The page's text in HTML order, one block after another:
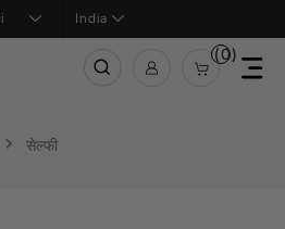
India
(0)
सेल्फी